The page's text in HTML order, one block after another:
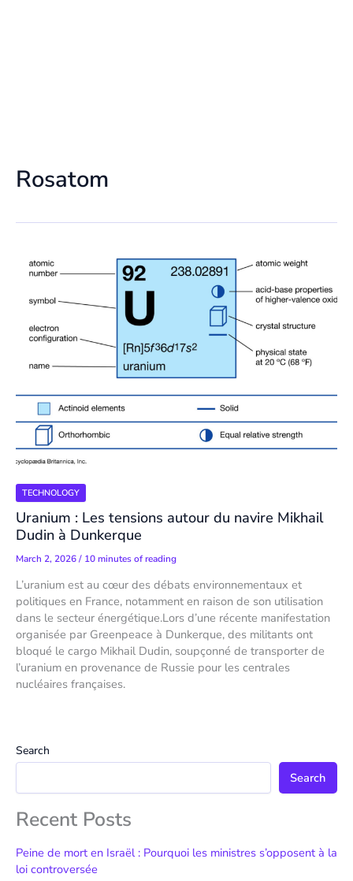
Rosatom
TECHNOLOGY
Uranium : Les tensions autour du navire Mikhail
Dudin à Dunkerque
March 2, 2026/ 10 minutes of reading
L’uranium est au cœur des débats environnementaux et
politiques en France, notamment en raison de son utilisation
dans le secteur énergétique.Lors d’une récente manifestation
organisée par Greenpeace à Dunkerque, des militants ont
bloqué le cargo Mikhail Dudin, soupçonné de transporter de
l’uranium en provenance de Russie pour les centrales
nucléaires françaises.
Search
Search
Recent Posts
Peine de mort en Israël : Pourquoi les ministres s’opposent à la
loi controversée